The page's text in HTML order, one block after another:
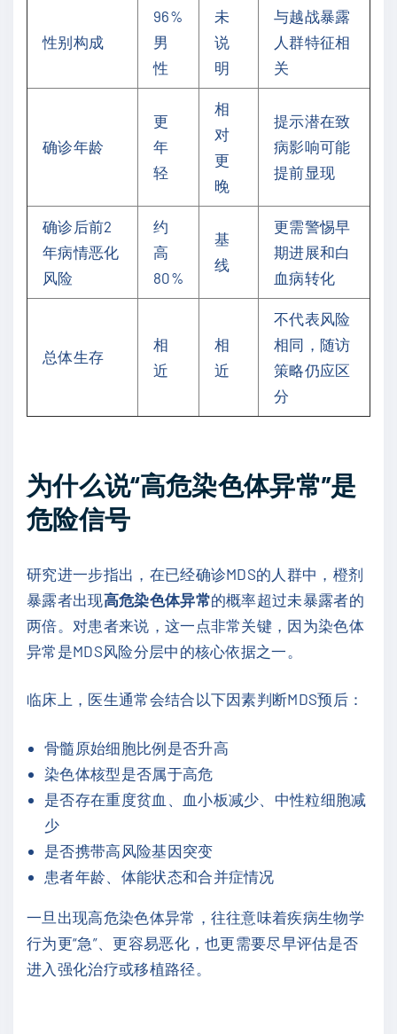
性别构成
96%
男
性
未
说
明
与越战暴露
人群特征相
关
确诊年龄
更
年
轻
相
对
更
晚
提示潜在致
病影响可能
提前显现
确诊后前2
年病情恶化
风险
约
高
80%
基
线
更需警惕早
期进展和白
血病转化
总体生存
相
近
相
近
不代表风险
相同，随访
策略仍应区
分
为什么说“高危染色体异常”是
危险信号
研究进一步指出，在已经确诊MDS的人群中，橙剂
暴露者出现高危染色体异常的概率超过未暴露者的
两倍。对患者来说，这一点非常关键，因为染色体
异常是MDS风险分层中的核心依据之一。
临床上，医生通常会结合以下因素判断MDS预后：
骨髓原始细胞比例是否升高
染色体核型是否属于高危
是否存在重度贫血、血小板减少、中性粒细胞减
少
是否携带高风险基因突变
患者年龄、体能状态和合并症情况
一旦出现高危染色体异常，往往意味着疾病生物学
行为更“急”、更容易恶化，也更需要尽早评估是否
进入强化治疗或移植路径。